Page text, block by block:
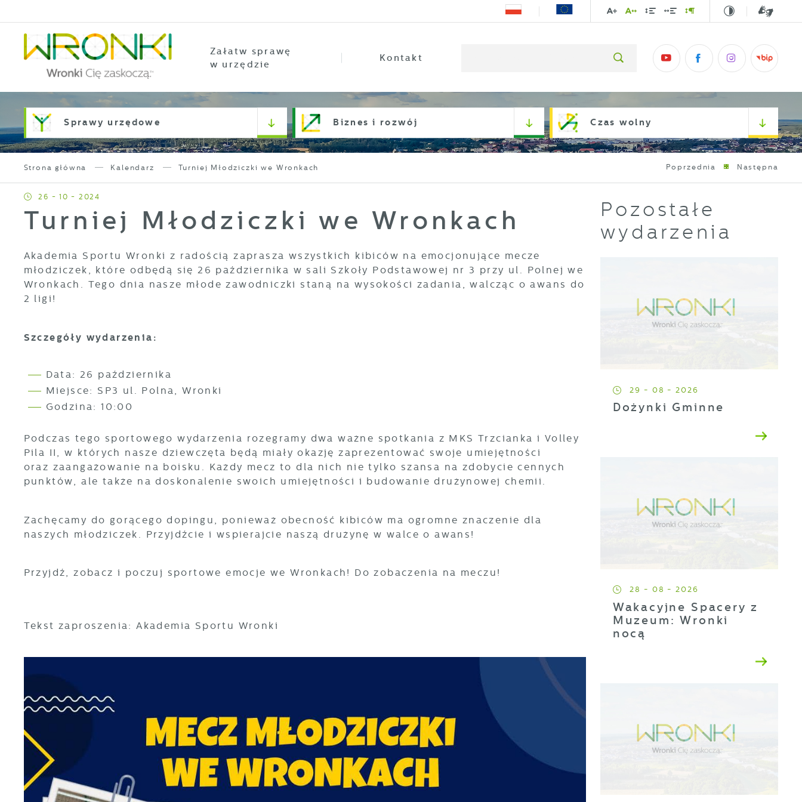
Załatw sprawę
w urzędzie
Kontakt
Sprawy urzędowe Biznes i rozwój Czas wolny
Strona główna Kalendarz Turniej Młodziczki we Wronkach Poprzednia Następna
26 - 10 - 2024
Turniej Młodziczki we Wronkach
Akademia Sportu Wronki z radością zaprasza wszystkich kibiców na emocjonujące mecze
młodziczek, które odbędą się 26 października w sali Szkoły Podstawowej nr 3 przy ul. Polnej we
Wronkach. Tego dnia nasze młode zawodniczki staną na wysokości zadania, walcząc o awans do
2 ligi!
Szczegóły wydarzenia:
Data: 26 października
Miejsce: SP3 ul. Polna, Wronki
Godzina: 10:00
Podczas tego sportowego wydarzenia rozegramy dwa ważne spotkania z MKS Trzcianka i Volley
Pila II, w których nasze dziewczęta będą miały okazję zaprezentować swoje umiejętności
oraz zaangażowanie na boisku. Każdy mecz to dla nich nie tylko szansa na zdobycie cennych
punktów, ale także na doskonalenie swoich umiejętności i budowanie drużynowej chemii.
Zachęcamy do gorącego dopingu, ponieważ obecność kibiców ma ogromne znaczenie dla
naszych młodziczek. Przyjdźcie i wspierajcie naszą drużynę w walce o awans!
Przyjdź, zobacz i poczuj sportowe emocje we Wronkach! Do zobaczenia na meczu!
Tekst zaproszenia: Akademia Sportu Wronki
Pozostałe
wydarzenia
29 - 08 - 2026
Dożynki Gminne
28 - 08 - 2026
Wakacyjne Spacery z
Muzeum: Wronki
nocą